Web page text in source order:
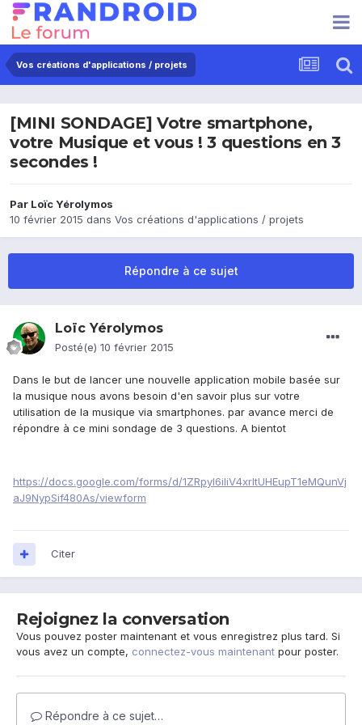
Vos créations d'applications / projets
[MINI SONDAGE] Votre smartphone,
votre Musique et vous ! 3 questions en 3
secondes !
Par Loïc Yérolymos
10 février 2015 dans Vos créations d'applications / projets
Répondre à ce sujet
Loïc Yérolymos
Posté(e) 10 février 2015
Dans le but de lancer une nouvelle application mobile basée sur
la musique nous avons besoin d'en savoir plus sur votre
utilisation de la musique via smartphones. par avance merci de
répondre à ce mini sondage de 3 questions. A bientot
https://docs.google.com/forms/d/1ZRpyl6iIiV4xrItUHEupT1eMQunVj
aJ9NypSif480As/viewform
Citer
Rejoignez la conversation
Vous pouvez poster maintenant et vous enregistrez plus tard. Si
vous avez un compte, connectez-vous maintenant pour poster.
Répondre à ce sujet…